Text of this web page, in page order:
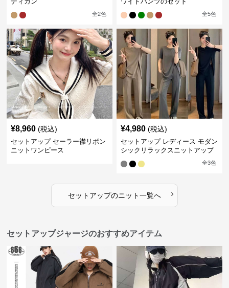
全2色 全5色
¥8,960 (税込)
セットアップ セーラー襟リボン
ニットワンピース
¥4,980 (税込)
セットアップ レディース モダン
シックリラックスニットアップ
全3色
セットアップのニット一覧へ ›
セットアップジャージのおすすめアイテム